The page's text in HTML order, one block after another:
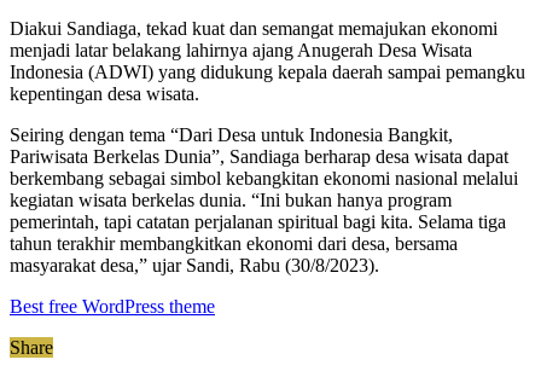
Diakui Sandiaga, tekad kuat dan semangat memajukan ekonomi
menjadi latar belakang lahirnya ajang Anugerah Desa Wisata
Indonesia (ADWI) yang didukung kepala daerah sampai pemangku
kepentingan desa wisata.
Seiring dengan tema “Dari Desa untuk Indonesia Bangkit,
Pariwisata Berkelas Dunia”, Sandiaga berharap desa wisata dapat
berkembang sebagai simbol kebangkitan ekonomi nasional melalui
kegiatan wisata berkelas dunia. “Ini bukan hanya program
pemerintah, tapi catatan perjalanan spiritual bagi kita. Selama tiga
tahun terakhir membangkitkan ekonomi dari desa, bersama
masyarakat desa,” ujar Sandi, Rabu (30/8/2023).
Best free WordPress theme
Share